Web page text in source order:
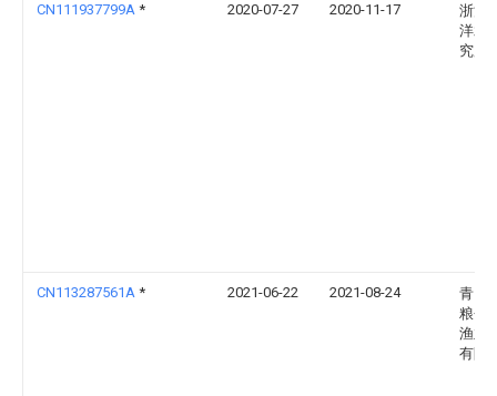
CN111937799A * 2020-07-27 2020-11-17
浙江
洋水
究所
CN113287561A * 2021-06-22 2021-08-24
青岛
粮仓
渔业
有限